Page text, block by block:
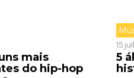
mais
do hip-hop
15
5